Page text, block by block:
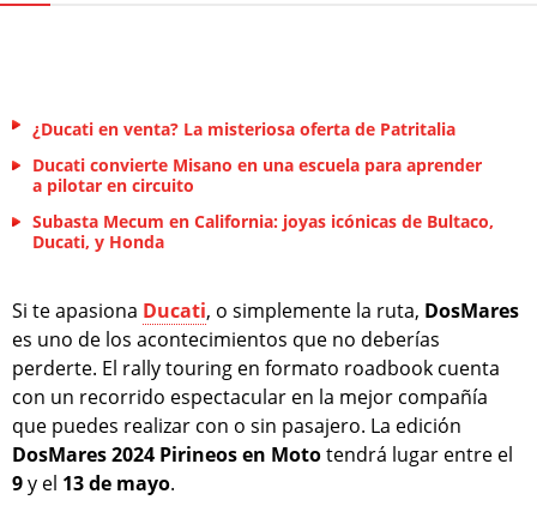
¿Ducati en venta? La misteriosa oferta de Patritalia
Ducati convierte Misano en una escuela para aprender
a pilotar en circuito
Subasta Mecum en California: joyas icónicas de Bultaco,
Ducati, y Honda
Si te apasiona Ducati, o simplemente la ruta, DosMares
es uno de los acontecimientos que no deberías
perderte. El rally touring en formato roadbook cuenta
con un recorrido espectacular en la mejor compañía
que puedes realizar con o sin pasajero. La edición
DosMares 2024 Pirineos en Mototendrá lugar entre el
9y el 13 de mayo.